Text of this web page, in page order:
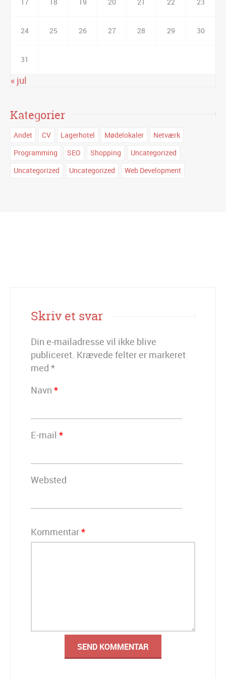
24 25 26 27 28 29 30
31
« jul
Kategorier
Andet CV Lagerhotel Mødelokaler
Netværk
Programming
SEO Shopping
Uncategorized
Uncategorized
Uncategorized Web Development
Skriv et svar
Din e-mailadresse vil ikke blive
publiceret. Krævede felter er markeret
med *
Navn *
E-mail *
Websted
Kommentar*